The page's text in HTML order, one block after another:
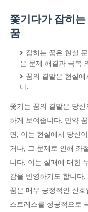
쫓기다가 잡히
꿈
잡히는 꿈은 현실
은 문제 해결과 극복
꿈의 결말은 현실
다.
쫓기는 꿈의 결말은 당
하게 보여줍니다. 만약
면, 이는 현실에서 당신
거나, 그 문제로 인해 좌
니다. 이는 실패에 대한
감을 반영하기도 합니다
꿈은 매우 긍정적인 신
스트레스를 성공적으로